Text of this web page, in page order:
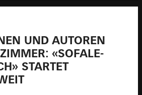
UND AU­TOREN
«SO­FA­LE­
STAR­TET